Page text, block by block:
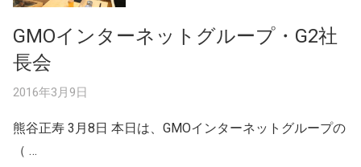
GMOインターネットグループ・G2社
長会
2016年3月9日
熊谷正寿 3月8日 本日は、GMOインターネットグループの
（ …